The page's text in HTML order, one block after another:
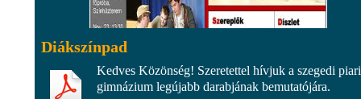
Diákszínpad
Kedves Közönség! Szeretettel hívjuk a szegedi
gimnázium legújabb darabjának bemutatójára.